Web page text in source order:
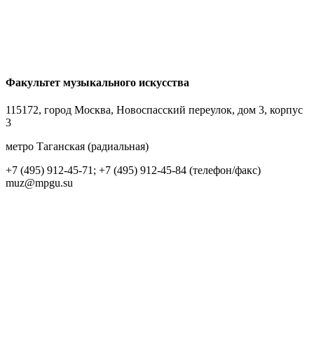
Факультет музыкального искусства
115172, город Москва, Новоспасский переулок, дом 3, корпус
3
метро Таганская (радиальная)
+7 (495) 912-45-71; +7 (495) 912-45-84 (телефон/факс)
muz@mpgu.su